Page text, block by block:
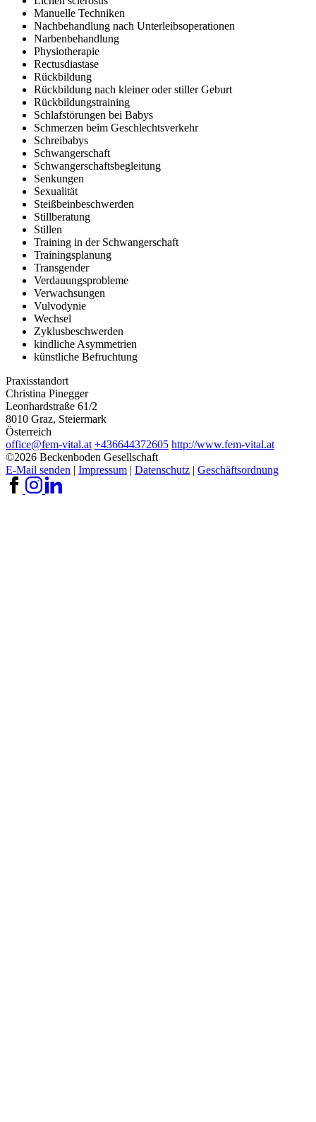
Manuelle Techniken
Nachbehandlung nach Unterleibsoperationen
Narbenbehandlung
Physiotherapie
Rectusdiastase
Rückbildung
Rückbildung nach kleiner oder stiller Geburt
Rückbildungstraining
Schlafstörungen bei Babys
Schmerzen beim Geschlechtsverkehr
Schreibabys
Schwangerschaft
Schwangerschaftsbegleitung
Senkungen
Sexualität
Steißbeinbeschwerden
Stillberatung
Stillen
Training in der Schwangerschaft
Trainingsplanung
Transgender
Verdauungsprobleme
Verwachsungen
Vulvodynie
Wechsel
Zyklusbeschwerden
kindliche Asymmetrien
künstliche Befruchtung
Praxisstandort
Christina Pinegger
Leonhardstraße 61/2
8010 Graz, Steiermark
Österreich
office@fem-vital.at +436644372605 http://www.fem-vital.at
©2026 Beckenboden Gesellschaft
E-Mail senden | Impressum | Datenschutz | Geschäftsordnung